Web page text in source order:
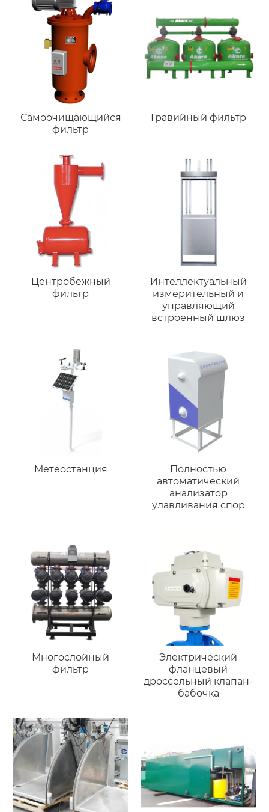
Самоочищающийся
фильтр
Гравийный фильтр
Центробежный
фильтр
Интеллектуальный
измерительный и
управляющий
встроенный шлюз
Метеостанция
Полностью
автоматический
анализатор
улавливания спор
Многослойный
фильтр
Электрический
фланцевый
дроссельный клапан-
бабочка